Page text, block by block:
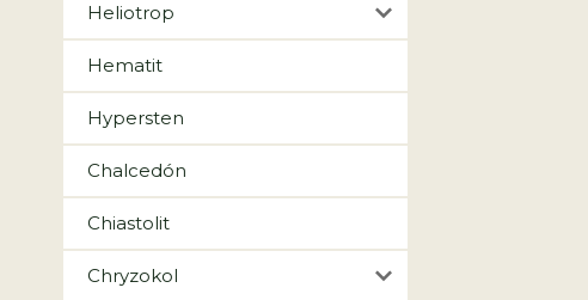
Heliotrop
Hematit
Hypersten
Chalcedón
Chiastolit
Chryzokol